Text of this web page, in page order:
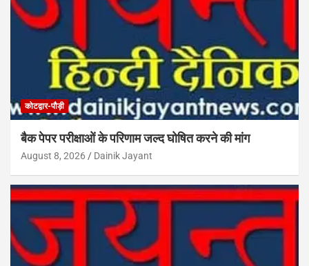
कोटद्वार-पौड़ी
बैक पेपर परीक्षाओं के परिणाम जल्द घोषित करने की मांग
August 8, 2026 Dainik Jayant